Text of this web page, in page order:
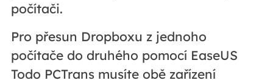
počítači.
Pro přesun Dropboxu z jednoho
počítače do druhého pomocí EaseUS
Todo PCTrans musíte obě zařízení